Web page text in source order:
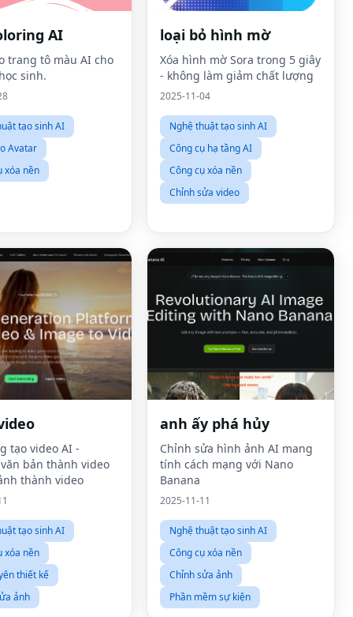
AI
trang tô màu AI cho
sinh.
tạo sinh AI
Avatar
xóa nền
loại bỏ hình mờ
Xóa hình mờ Sora trong 5 giây
- không làm giảm chất lượng
2025-11-04
Nghệ thuật tạo sinh AI
Công cụ hạ tầng AI
Công cụ xóa nền
Chỉnh sửa video
tạo video AI -
bản thành video
thành video
tạo sinh AI
xóa nền
thiết kế
ảnh
anh ấy phá hủy
Chỉnh sửa hình ảnh AI mang
tính cách mạng với Nano
Banana
2025-11-11
Nghệ thuật tạo sinh AI
Công cụ xóa nền
Chỉnh sửa ảnh
Phần mềm sự kiện